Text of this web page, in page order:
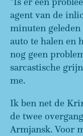
agent van de
minuten
auto te halen en
nog geen
sarcastische
me.
Ik ben net de
de twee
Armjansk. Voor